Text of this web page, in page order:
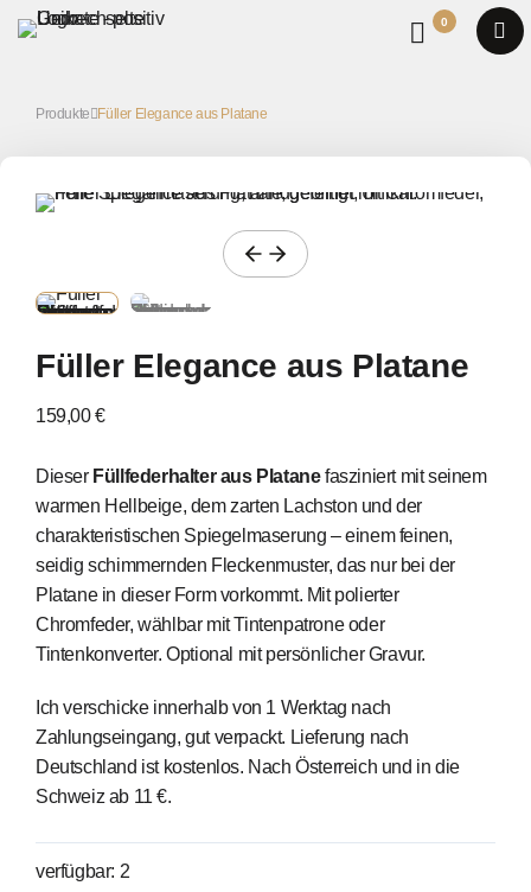
0
Produkte Füller Elegance aus Platane
Füller Elegance aus Platane
159,00 €
Dieser Füllfederhalter aus Platanefasziniert mit seinem
warmen Hellbeige, dem zarten Lachston und der
charakteristischen Spiegelmaserung – einem feinen,
seidig schimmernden Fleckenmuster, das nur bei der
Platane in dieser Form vorkommt. Mit polierter
Chromfeder, wählbar mit Tintenpatrone oder
Tintenkonverter. Optional mit persönlicher Gravur.
Ich verschicke innerhalb von 1 Werktag nach
Zahlungseingang, gut verpackt. Lieferung nach
Deutschland ist kostenlos. Nach Österreich und in die
Schweiz ab 11 €.
verfügbar: 2